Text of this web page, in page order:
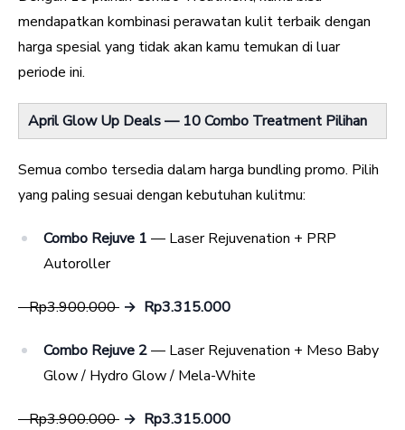
mendapatkan kombinasi perawatan kulit terbaik dengan
harga spesial yang tidak akan kamu temukan di luar
periode ini.
April Glow Up Deals — 10 Combo Treatment Pilihan
Semua combo tersedia dalam harga bundling promo. Pilih
yang paling sesuai dengan kebutuhan kulitmu:
Combo Rejuve 1 — Laser Rejuvenation + PRP
Autoroller
Rp3.900.000 → Rp3.315.000
Combo Rejuve 2— Laser Rejuvenation + Meso Baby
Glow / Hydro Glow / Mela-White
Rp3.900.000 → Rp3.315.000